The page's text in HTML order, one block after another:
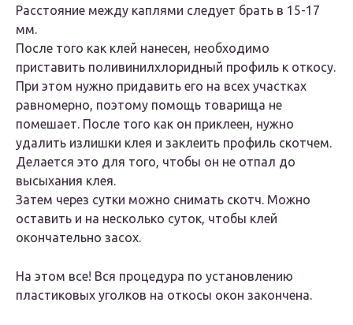
Расстояние между каплями следует брать в 15-17
мм.
После того как клей нанесен, необходимо
приставить поливинилхлоридный профиль к откосу.
При этом нужно придавить его на всех участках
равномерно, поэтому помощь товарища не
помешает. После того как он приклеен, нужно
удалить излишки клея и заклеить профиль скотчем.
Делается это для того, чтобы он не отпал до
высыхания клея.
Затем через сутки можно снимать скотч. Можно
оставить и на несколько суток, чтобы клей
окончательно засох.
На этом все! Вся процедура по установлению
пластиковых уголков на откосы окон закончена.